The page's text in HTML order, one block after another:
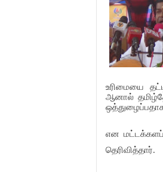
உரிமையை
ஆனால்
என
தெரிவித்தார்.